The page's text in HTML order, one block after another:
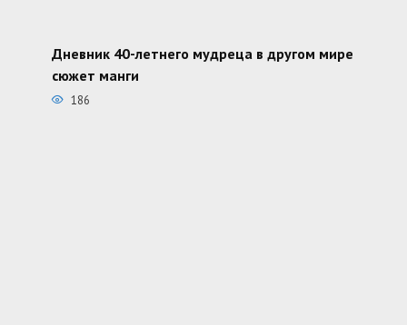
Дневник 40-летнего мудреца в другом мире
сюжет манги
186